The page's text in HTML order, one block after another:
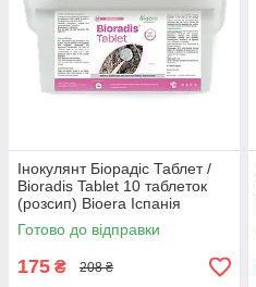
Інокулянт Біорадіс Таблет /
Bioradis Tablet 10 таблеток
(розсип) Bioera Іспанія
Готово до відправки
175 ₴ 208 ₴